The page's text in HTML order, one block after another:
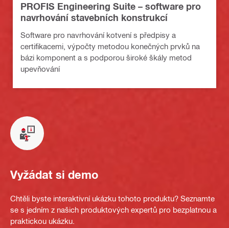
PROFIS Engineering Suite – software pro
navrhování stavebních konstrukcí
Software pro navrhování kotvení s předpisy a
certifikacemi, výpočty metodou konečných prvků na
bázi komponent a s podporou široké škály metod
upevňování
Vyžádat si demo
Chtěli byste interaktivní ukázku tohoto produktu? Seznamte
se s jedním z našich produktových expertů pro bezplatnou a
praktickou ukázku.